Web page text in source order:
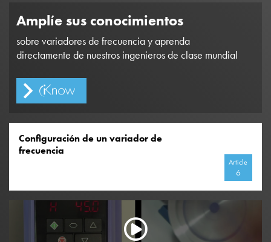
Amplíe sus conocimientos
sobre variadores de frecuencia y aprenda
directamente de nuestros ingenieros de clase mundial
Configuración de un variador de
frecuencia
Article
6